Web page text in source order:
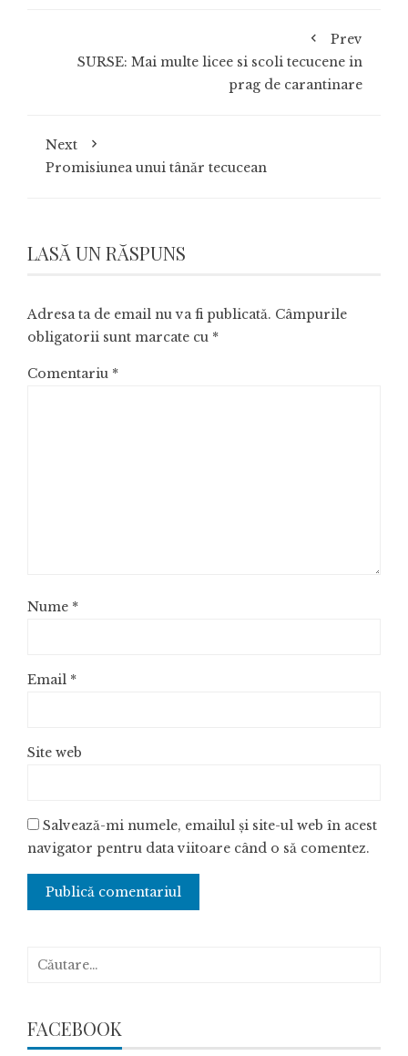
Prev
SURSE: Mai multe licee si scoli tecucene in
prag de carantinare
Next
Promisiunea unui tânăr tecucean
LASĂ UN RĂSPUNS
Adresa ta de email nu va fi publicată. Câmpurile
obligatorii sunt marcate cu *
Comentariu *
Nume *
Email *
Site web
Salvează-mi numele, emailul și site-ul web în acest
navigator pentru data viitoare când o să comentez.
Caută
FACEBOOK